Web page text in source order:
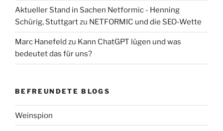
Aktueller Stand in Sachen Netformic - Henning
Schürig, Stuttgartzu NETFORMIC und die SEO-Wette
Marc Hanefeld zu Kann ChatGPT lügen und was
bedeutet das für uns?
BEFREUNDETE BLOGS
Weinspion